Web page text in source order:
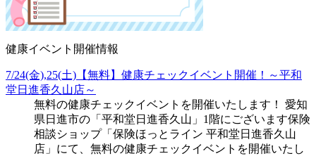
健康イベント開催情報
7/24(金),25(土)【無料】健康チェックイベント開催！～平和
堂日進香久山店～
無料の健康チェックイベントを開催いたします！ 愛知
県日進市の「平和堂日進香久山」1階にございます保険
相談ショップ「保険ほっとライン 平和堂日進香久山
店」にて、無料の健康チェックイベントを開催いたし